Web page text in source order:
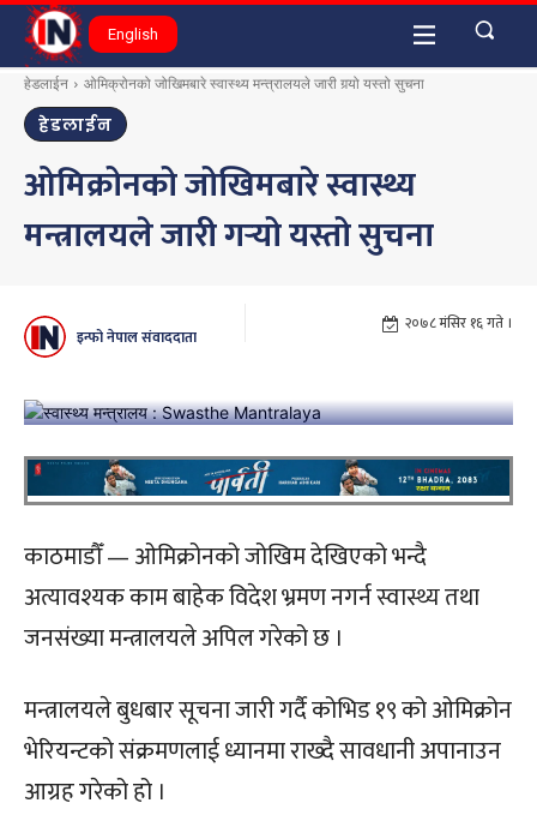
English
हेडलाईन ओमिक्रोनको जोखिमबारे स्वास्थ्य मन्त्रालयले जारी गर्‍यो यस्तो सुचना
हेडलाईन
ओमिक्रोनको जोखिमबारे स्वास्थ्य
मन्त्रालयले जारी गर्‍यो यस्तो सुचना
इन्फो नेपाल संवाददाता
२०७८ मंसिर १६ गते ।
काठमाडौँ — ओमिक्रोनको जोखिम देखिएको भन्दै
अत्यावश्यक काम बाहेक विदेश भ्रमण नगर्न स्वास्थ्य तथा
जनसंख्या मन्त्रालयले अपिल गरेको छ ।
मन्त्रालयले बुधबार सूचना जारी गर्दै कोभिड १९ को ओमिक्रोन
भेरियन्टको संक्रमणलाई ध्यानमा राख्दै सावधानी अपानाउन
आग्रह गरेको हो ।